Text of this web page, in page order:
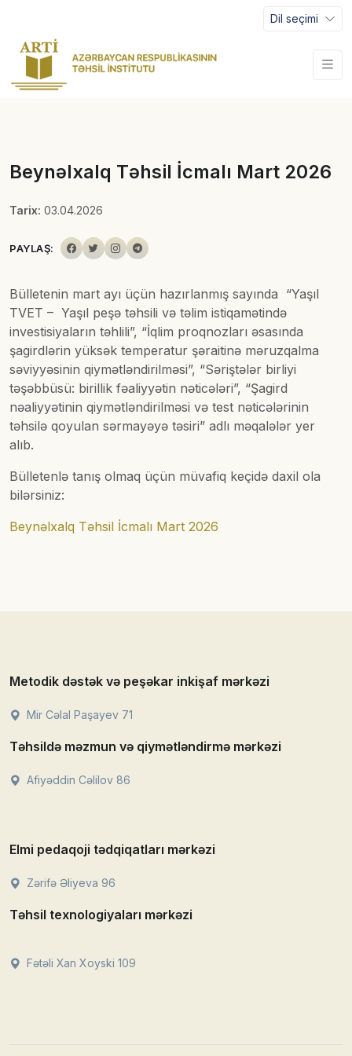
Dil seçimi
Beynəlxalq Təhsil İcmalı Mart 2026
Tarix: 03.04.2026
PAYLAŞ:
Bülletenin mart ayı üçün hazırlanmış sayında “Yaşıl
TVET – Yaşıl peşə təhsili və təlim istiqamətində
investisiyaların təhlili”, “İqlim proqnozları əsasında
şagirdlərin yüksək temperatur şəraitinə məruzqalma
səviyyəsinin qiymətləndirilməsi”, “Səriştələr birliyi
təşəbbüsü: birillik fəaliyyətin nəticələri”, “Şagird
nəaliyyətinin qiymətləndirilməsi və test nəticələrinin
təhsilə qoyulan sərmayəyə təsiri” adlı məqalələr yer
alıb.
Bülletenlə tanış olmaq üçün müvafiq keçidə daxil ola
bilərsiniz:
Beynəlxalq Təhsil İcmalı Mart 2026
Metodik dəstək və peşəkar inkişaf mərkəzi
Mir Cəlal Paşayev 71
Təhsildə məzmun və qiymətləndirmə mərkəzi
Afiyəddin Cəlilov 86
Elmi pedaqoji tədqiqatları mərkəzi
Zərifə Əliyeva 96
Təhsil texnologiyaları mərkəzi
Fətəli Xan Xoyski 109